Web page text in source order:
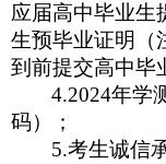
应届高中毕业生
生预毕业证明（
到前提交高中毕
4.2024年学
码）；
5.考生诚信